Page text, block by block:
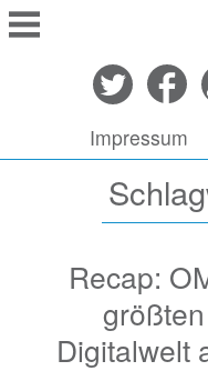
Springe
zu
Impressum
Recap:
Digitalwelt